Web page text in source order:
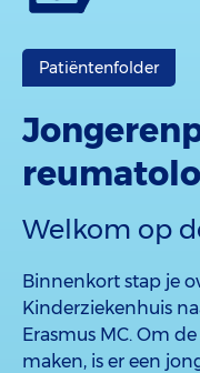
Patiëntenfolder
Welkom op
Binnenkort stap je
Kinderziekenhuis
Erasmus MC. Om
maken, is er een